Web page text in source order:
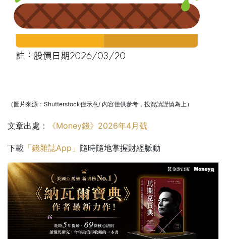
（圖片來源：Shutterstock僅示意/ 內容僅供參考，投資請謹慎為上）
文章出處： 《Money錢》2026年4月號
下載 「錢雜誌App」 隨時隨地掌握財經脈動